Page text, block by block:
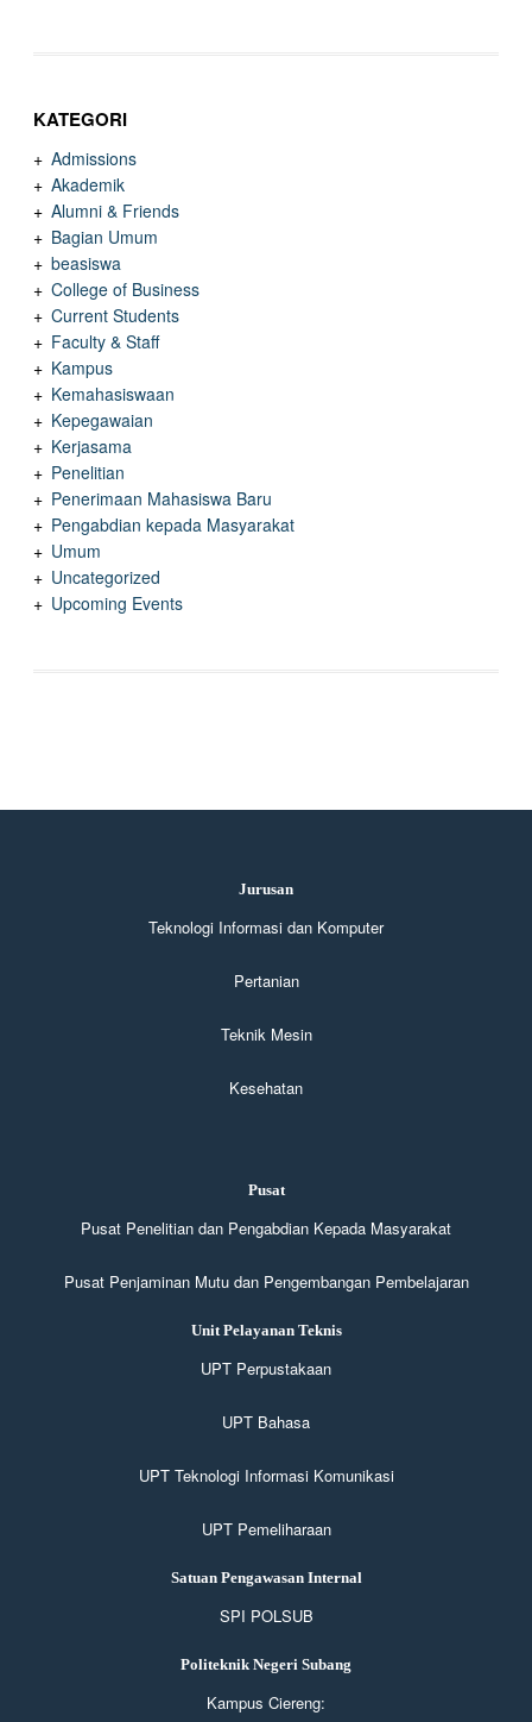
KATEGORI
Admissions
Akademik
Alumni & Friends
Bagian Umum
beasiswa
College of Business
Current Students
Faculty & Staff
Kampus
Kemahasiswaan
Kepegawaian
Kerjasama
Penelitian
Penerimaan Mahasiswa Baru
Pengabdian kepada Masyarakat
Umum
Uncategorized
Upcoming Events
Jurusan
Teknologi Informasi dan Komputer
Pertanian
Teknik Mesin
Kesehatan
Pusat
Pusat Penelitian dan Pengabdian Kepada Masyarakat
Pusat Penjaminan Mutu dan Pengembangan Pembelajaran
Unit Pelayanan Teknis
UPT Perpustakaan
UPT Bahasa
UPT Teknologi Informasi Komunikasi
UPT Pemeliharaan
Satuan Pengawasan Internal
SPI POLSUB
Politeknik Negeri Subang
Kampus Ciereng: